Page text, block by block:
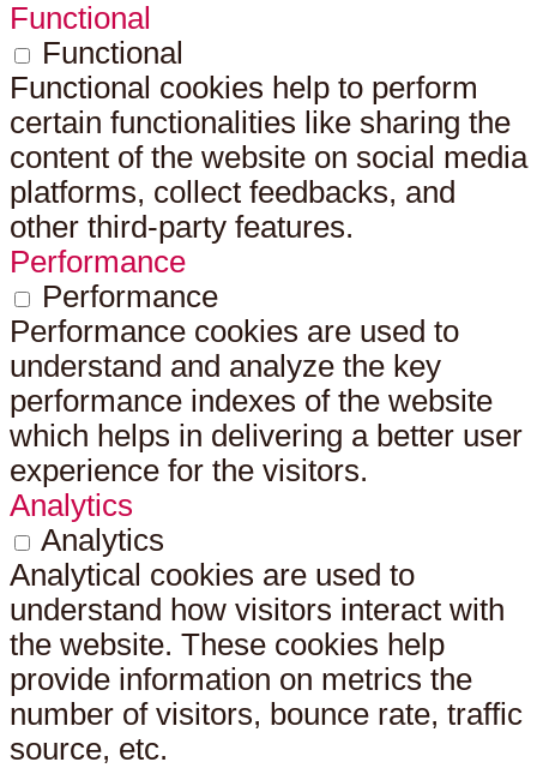
Functional
Functional
Functional cookies help to perform
certain functionalities like sharing the
content of the website on social media
platforms, collect feedbacks, and
other third-party features.
Performance
Performance
Performance cookies are used to
understand and analyze the key
performance indexes of the website
which helps in delivering a better user
experience for the visitors.
Analytics
Analytics
Analytical cookies are used to
understand how visitors interact with
the website. These cookies help
provide information on metrics the
number of visitors, bounce rate, traffic
source, etc.